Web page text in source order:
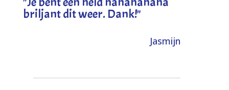
briljant dit weer. Dank!"
Jasmijn